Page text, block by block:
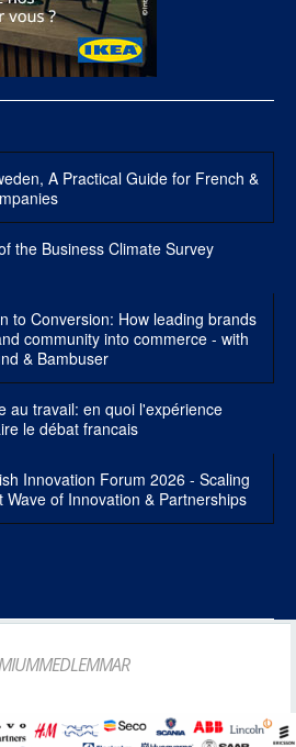
A Practical Guide for French &
the Business Climate Survey
to Conversion: How leading brands
community into commerce - with
& Bambuser
au travail: en quoi l'expérience
le débat francais
Innovation Forum 2026 - Scaling
Wave of Innovation & Partnerships